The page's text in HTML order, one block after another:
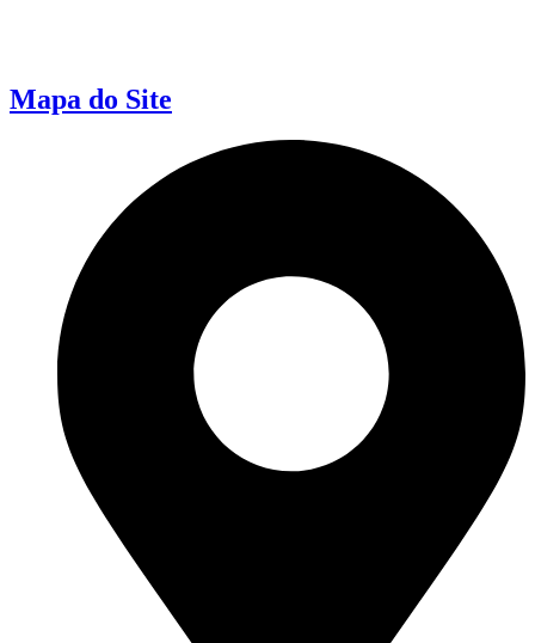
Mapa do Site